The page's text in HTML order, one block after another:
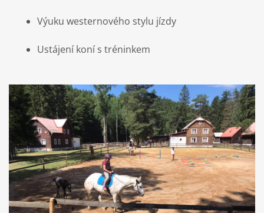
Výuku westernového stylu jízdy
Ustájení koní s tréninkem